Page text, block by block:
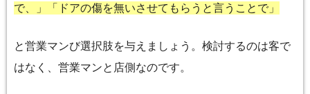
で、」「ドアの傷を無いさせてもらうと言うことで」
と営業マンび選択肢を与えましょう。検討するのは客で
はなく、営業マンと店側なのです。